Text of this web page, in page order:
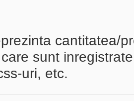
cantitatea/
sunt
uri, etc.